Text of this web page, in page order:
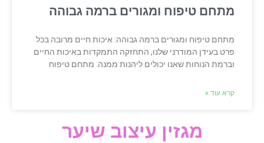
מתחם טיפוח ומגורים ברמה גבוהה
מתחם טיפוח ומגורים ברמה גבוהה: איכות חיים מרובה בכל
פרט בעידן המודרני שלנו, התחזקה התמקדות באיכות החיים
וברמת הנוחות שאנו יכולים ליהנות ממנה. מתחם טיפוח
קרא עוד »
מגזין עיצוב שיער